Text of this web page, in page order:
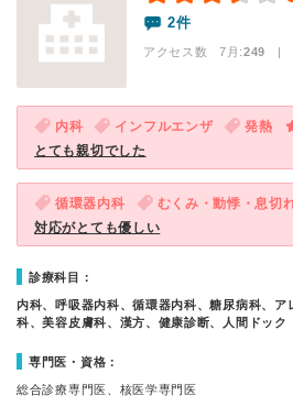
2件
アクセス数 7月:249 |
内科 インフルエンザ 発熱
とても親切でした
循環器内科 むくみ・動悸・息切
対応がとても優しい
診療科目：
内科、呼吸器内科、循環器内科、糖尿病科、
科、美容皮膚科、漢方、健康診断、人間ドック
専門医・資格：
総合診療専門医、核医学専門医